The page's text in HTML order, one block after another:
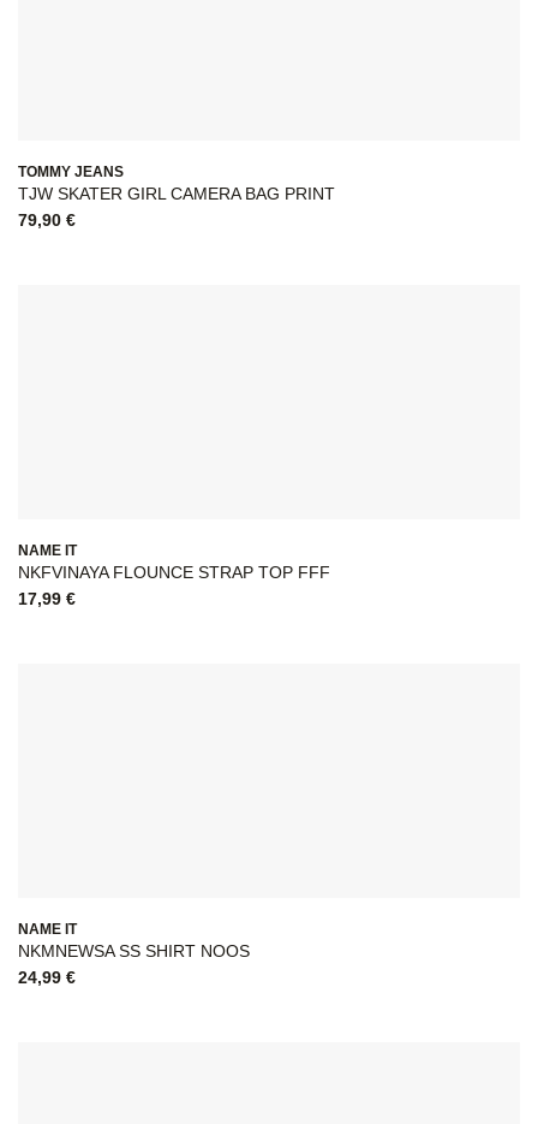
TOMMY JEANS
TJW SKATER GIRL CAMERA BAG PRINT
79,90 €
NAME IT
NKFVINAYA FLOUNCE STRAP TOP FFF
17,99 €
NAME IT
NKMNEWSA SS SHIRT NOOS
24,99 €